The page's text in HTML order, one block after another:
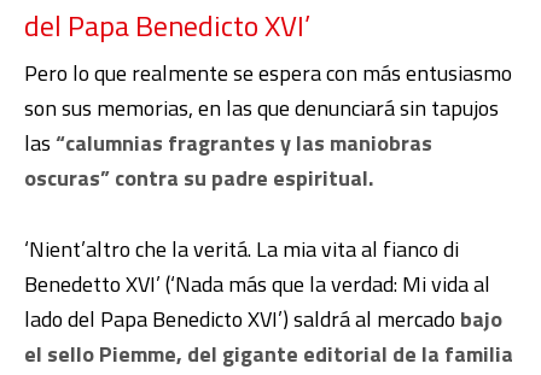
del Papa Benedicto XVI’
Pero lo que realmente se espera con más entusiasmo
son sus memorias, en las que denunciará sin tapujos
las“calumnias fragrantes y las maniobras
oscuras” contra su padre espiritual.
‘Nient’altro che la veritá. La mia vita al fianco di
Benedetto XVI’ (‘Nada más que la verdad: Mi vida al
lado del Papa Benedicto XVI’) saldrá al mercado bajo
el sello Piemme, del gigante editorial de la familia